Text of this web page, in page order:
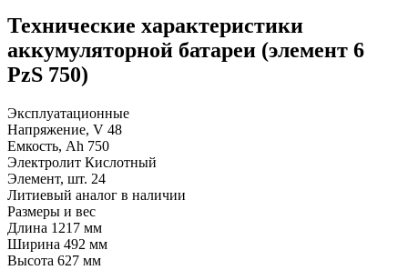
Технические характеристики
аккумуляторной батареи (элемент 6
PzS 750)
Эксплуатационные
Напряжение, V 48
Емкость, Ah 750
Электролит Кислотный
Элемент, шт. 24
Литиевый аналог в наличии
Размеры и вес
Длина 1217 мм
Ширина 492 мм
Высота 627 мм